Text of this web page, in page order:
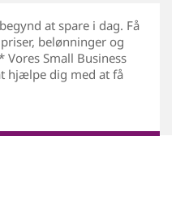
at spare i dag. Få
belønninger og
Small Business
hjælpe dig med at få